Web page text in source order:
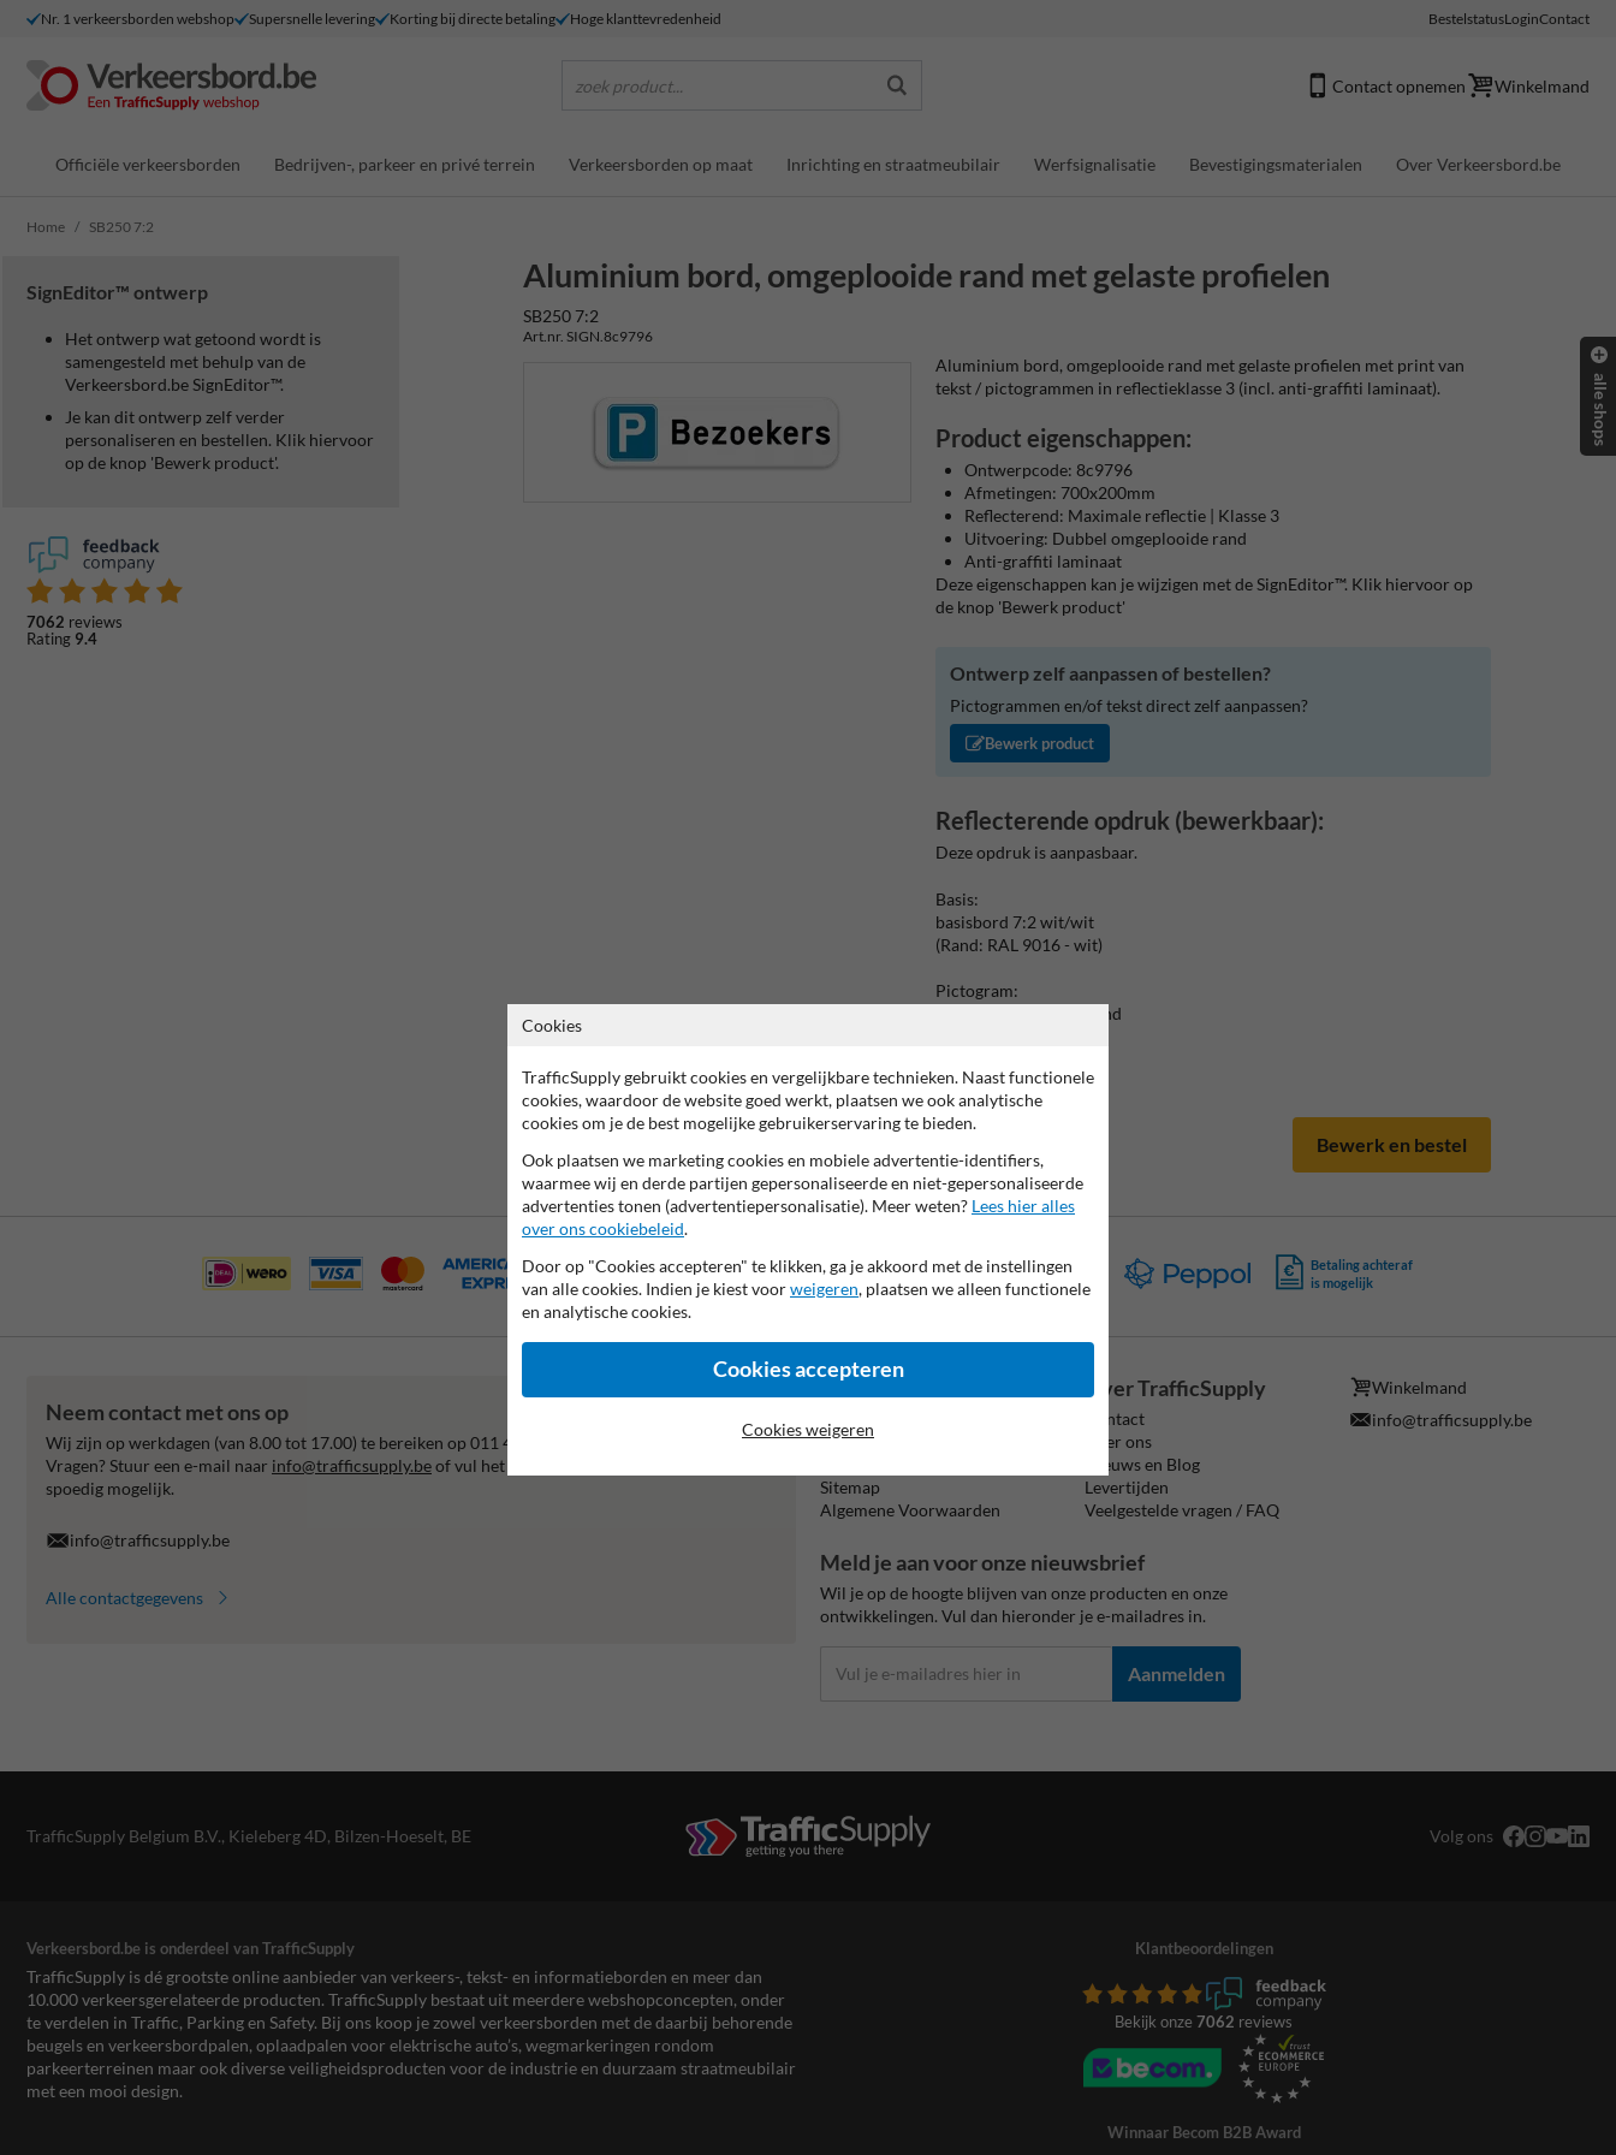
Nr. 1 verkeersborden webshop Supersnelle levering Korting bij directe betaling Hoge klanttevredenheid BestelstatusLoginContact
zoek product... Contact opnemen Winkelmand
Officiële verkeersborden Bedrijven-, parkeer en privé terrein Verkeersborden op maat Inrichting en straatmeubilair Werfsignalisatie Bevestigingsmaterialen Over Verkeersbord.be
Home SB250 7:2
SignEditor™ ontwerp
Het ontwerp wat getoond wordt is
samengesteld met behulp van de
Verkeersbord.be SignEditor™.
Je kan dit ontwerp zelf verder
personaliseren en bestellen. Klik hiervoor
op de knop 'Bewerk product'.
7062 reviews
Rating 9.4
Aluminium bord, omgeplooide rand met gelaste profielen
SB250 7:2
Art.nr. SIGN.8c9796
Aluminium bord, omgeplooide rand met gelaste profielen met print van
tekst / pictogrammen in reflectieklasse 3 (incl. anti-graffiti laminaat).
Product eigenschappen:
Ontwerpcode: 8c9796
Afmetingen: 700x200mm
Reflecterend: Maximale reflectie | Klasse 3
Uitvoering: Dubbel omgeplooide rand
Anti-graffiti laminaat
Deze eigenschappen kan je wijzigen met de SignEditor™. Klik hiervoor op
de knop 'Bewerk product'
Ontwerp zelf aanpassen of bestellen?
Pictogrammen en/of tekst direct zelf aanpassen?
Bewerk product
Reflecterende opdruk (bewerkbaar):
Deze opdruk is aanpasbaar.
Basis:
basisbord 7:2 wit/wit
(Rand: RAL 9016 - wit)
Pictogram:
Pictogram: E9 witte rand
Bezoekers.
Bewerk en bestel
Vooruitbetaling
per bank
Betaling achteraf
is mogelijk
Neem contact met ons op
Wij zijn op werkdagen (van 8.00 tot 17.00) te bereiken op 011 495 473.
Vragen? Stuur een e-mail naar info@trafficsupply.beof vul het formulier in en we reageren zo
spoedig mogelijk.
info@trafficsupply.be
Alle contactgegevens
Informatie
Cookie / Privacy
Sitemap
Algemene Voorwaarden
Over TrafficSupply
Contact
Over ons
Nieuws en Blog
Levertijden
Veelgestelde vragen / FAQ
Winkelmand
info@trafficsupply.be
Meld je aan voor onze nieuwsbrief
Wil je op de hoogte blijven van onze producten en onze
ontwikkelingen. Vul dan hieronder je e-mailadres in.
Aanmelden
TrafficSupply Belgium B.V., Kieleberg 4D, Bilzen-Hoeselt, BE Volg ons
Verkeersbord.be is onderdeel van TrafficSupply
TrafficSupply is dé grootste online aanbieder van verkeers-, tekst- en informatieborden en meer dan
10.000 verkeersgerelateerde producten. TrafficSupply bestaat uit meerdere webshopconcepten, onder
te verdelen in Traffic, Parking en Safety. Bij ons koop je zowel verkeersborden met de daarbij behorende
beugels en verkeersbordpalen, oplaadpalen voor elektrische auto’s, wegmarkeringen rondom
parkeerterreinen maar ook diverse veiligheidsproducten voor de industrie en duurzaam straatmeubilair
met een mooi design.
Klantbeoordelingen
Bekijk onze 7062 reviews
Winnaar Becom B2B Award
alle shops
Cookies
TrafficSupply gebruikt cookies en vergelijkbare technieken. Naast functionele
cookies, waardoor de website goed werkt, plaatsen we ook analytische
cookies om je de best mogelijke gebruikerservaring te bieden.
Ook plaatsen we marketing cookies en mobiele advertentie-identifiers,
waarmee wij en derde partijen gepersonaliseerde en niet-gepersonaliseerde
advertenties tonen (advertentiepersonalisatie). Meer weten? Lees hier alles
over ons cookiebeleid.
Door op "Cookies accepteren" te klikken, ga je akkoord met de instellingen
van alle cookies. Indien je kiest voorweigeren, plaatsen we alleen functionele
en analytische cookies.
Cookies accepteren
Cookies weigeren